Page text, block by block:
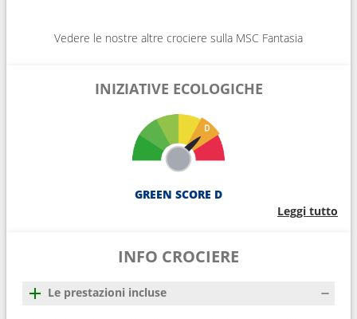
Vedere le nostre altre crociere sulla MSC Fantasia
INIZIATIVE ECOLOGICHE
GREEN SCORE D
Leggi tutto
INFO CROCIERE
Le prestazioni incluse